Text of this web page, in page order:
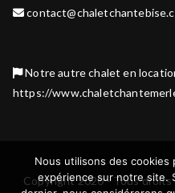
Notre autre chalet en
https://
Copyright 2020 - Tous
Nous utilisons des cookies
expérience sur notre site.